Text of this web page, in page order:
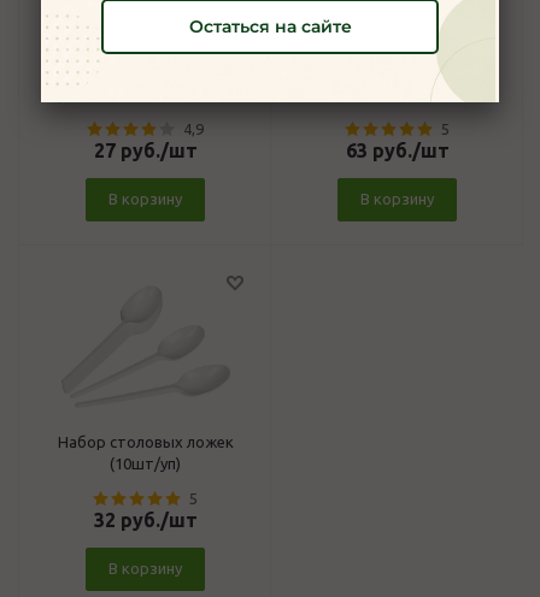
Набор стаканов 0,2л (10шт/
4,9
27руб./шт
В корзину
Набор стаканов 0,5л(10шт/
5
63 руб./шт
В корзину
Набор столовых ложек
(10шт/уп)
5
32 руб./шт
В корзину
Остаться на сайте